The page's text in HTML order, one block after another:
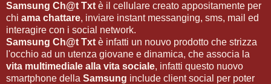
Samsung Ch@t Txt è il cellulare creato appositamente per
chi ama chattare, inviare instant messanging, sms, mail ed
interagire con i social network.
Samsung Ch@t Txt è infatti un nouvo prodotto che strizza
l'occhio ad un utenza giovane e dinamica, che associa la
vita multimediale alla vita sociale, infatti questo nuovo
smartphone della Samsung include client social per poter